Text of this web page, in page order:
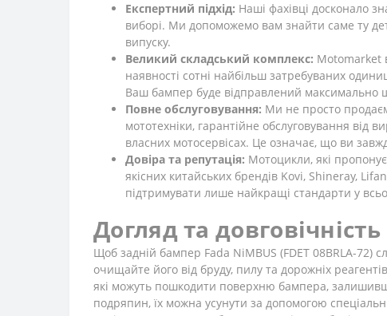
Експертний підхід: Наші фахівці досконало
виборі. Ми допоможемо вам знайти саме ту
випуску.
Великий складський комплекс: Motomarket
наявності сотні найбільш затребуваних
Ваш бампер буде відправлений максимально
Повне обслуговування: Ми не просто
мототехніки, гарантійне обслуговування від
власних мотосервісах. Це означає, що ви
Довіра та репутація: Мотоцикли, які
якісних китайських брендів Kovi, Shineray,
підтримувати лише найкращі стандарти у
Догляд та довговічність
Щоб задній бампер Fada NiMBUS (FDET 08BRLA-72)
очищайте його від бруду, пилу та дорожніх
які можуть пошкодити поверхню бампера,
подряпин, їх можна усунути за допомогою